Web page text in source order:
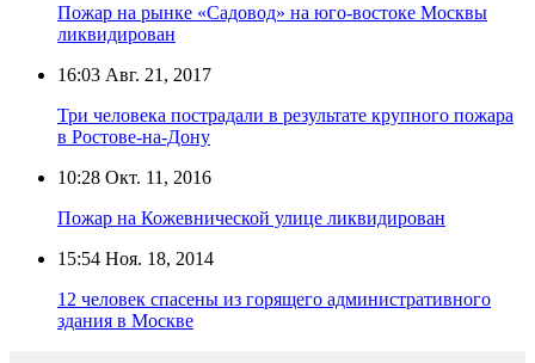
Пожар на рынке «Садовод» на юго-востоке Москвы
ликвидирован
16:03 Авг. 21, 2017
Три человека пострадали в результате крупного пожара
в Ростове-на-Дону
10:28 Окт. 11, 2016
Пожар на Кожевнической улице ликвидирован
15:54 Ноя. 18, 2014
12 человек спасены из горящего административного
здания в Москве